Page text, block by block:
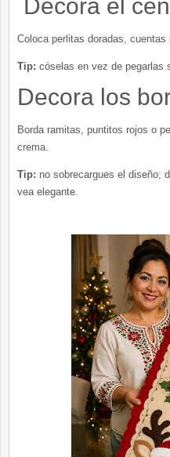
Decora el
Coloca perlitas doradas,
Tip: cóselas en vez de pegarlas
Decora los
Borda ramitas, puntitos rojos o
crema.
Tip: no sobrecargues el diseño;
vea elegante.